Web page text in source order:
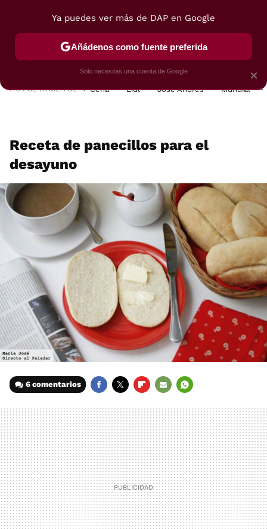
POSTRES VIAJES SELECCIÓN VEGUI
HOY SE HABLA DE Cena Lidl José Andrés Mundial
Receta de panecillos para el
desayuno
6 comentarios
MAIL
×
Ya puedes ver más de DAP en Google
Añádenos como fuente preferida
Solo necesitas una cuenta de Google